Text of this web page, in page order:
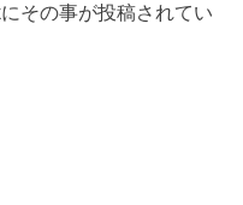
その事が投稿されてい